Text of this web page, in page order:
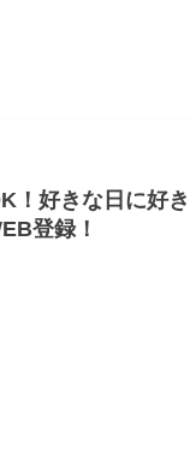
！好きな日に好
登録！